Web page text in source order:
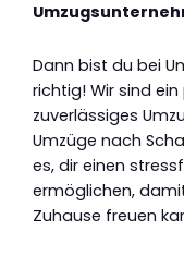
Dann bist du bei
richtig! Wir sind
zuverlässiges
Umzüge nach
es, dir einen
ermöglichen,
Zuhause freuen